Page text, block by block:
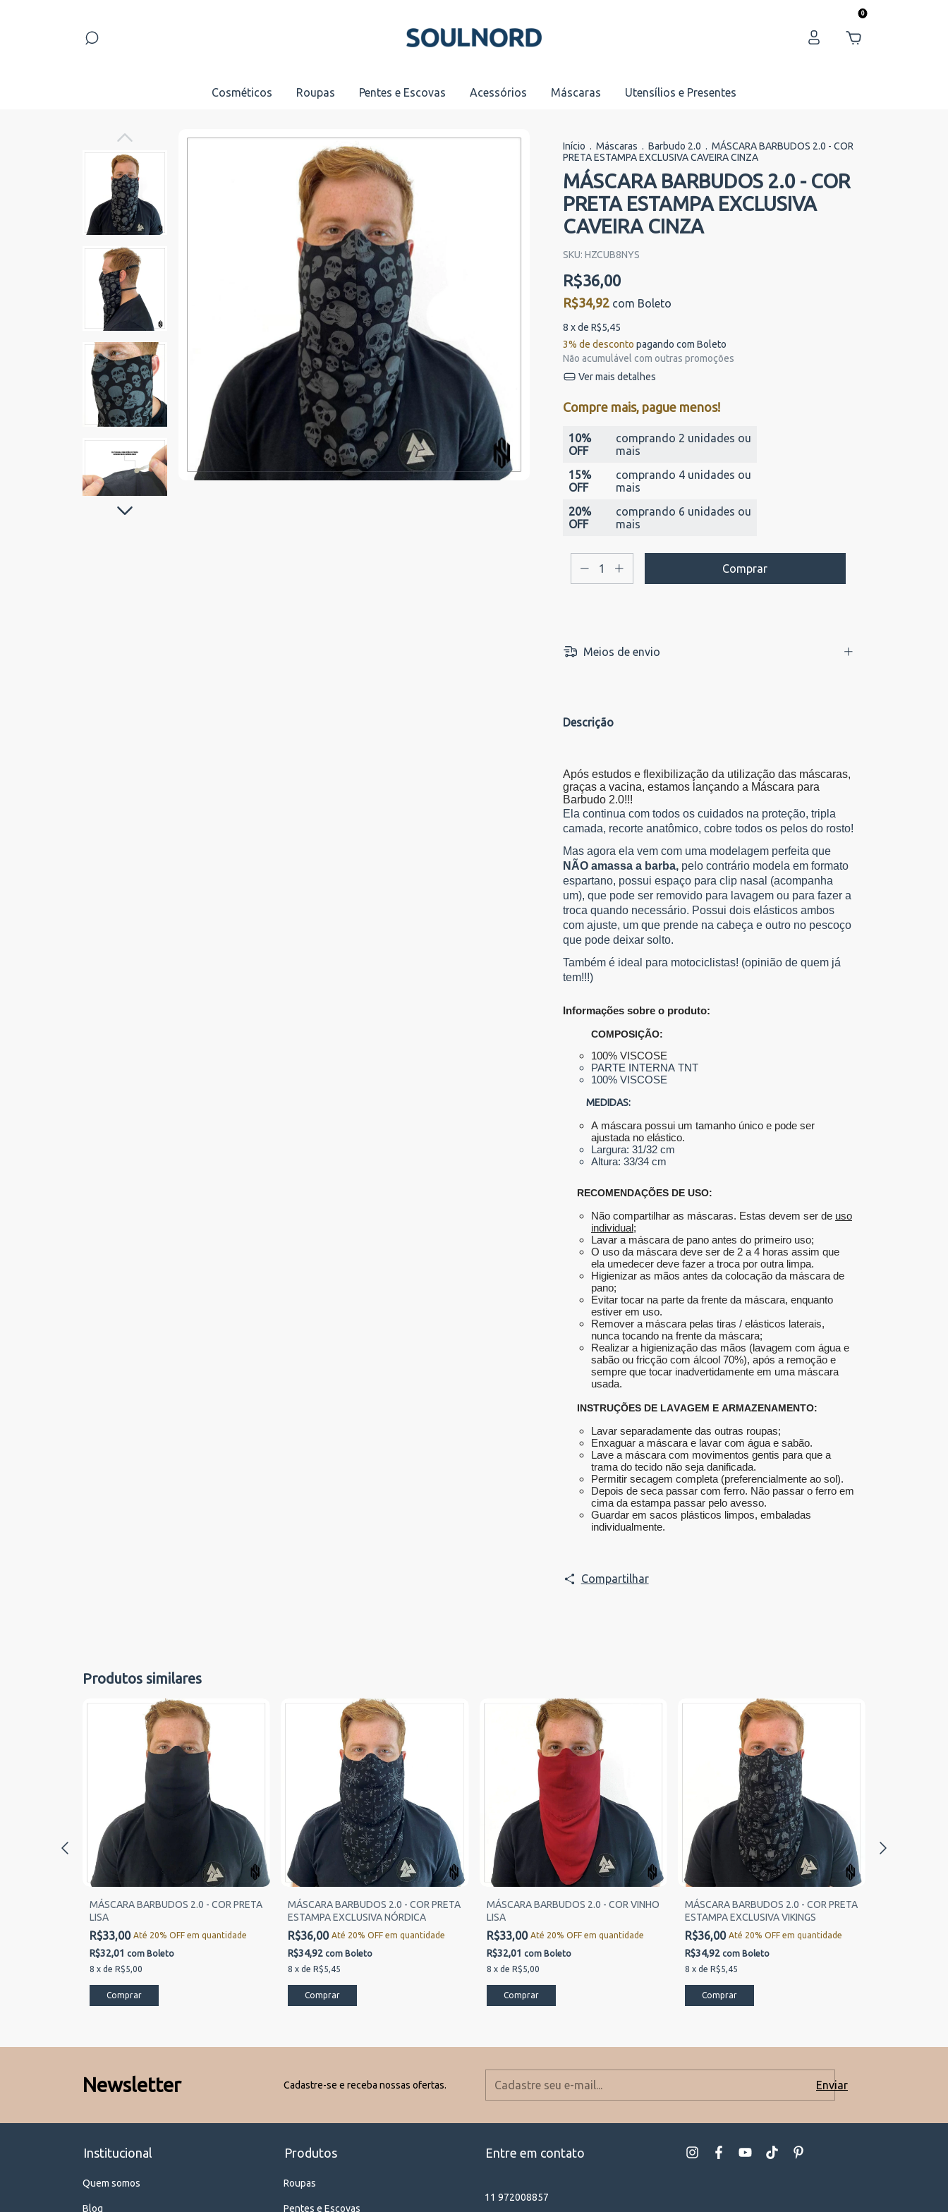
0
Cosméticos Roupas Pentes e Escovas Acessórios Máscaras Utensílios e Presentes
Início . Máscaras . Barbudo 2.0 . MÁSCARA BARBUDOS 2.0 - COR
PRETA ESTAMPA EXCLUSIVA CAVEIRA CINZA
MÁSCARA BARBUDOS 2.0 - COR
PRETA ESTAMPA EXCLUSIVA
CAVEIRA CINZA
SKU: HZCUB8NYS
R$36,00
R$34,92 com Boleto
8 x de R$5,45
3% de desconto pagando com Boleto
Não acumulável com outras promoções
Ver mais detalhes
Compre mais, pague menos!
10%
OFF
comprando 2 unidades ou
mais
15%
OFF
comprando 4 unidades ou
mais
20%
OFF
comprando 6 unidades ou
mais
Meios de envio
Descrição
Após estudos e flexibilização da utilização das máscaras,
graças a vacina, estamos lançando a Máscara para
Barbudo 2.0!!!
Ela continua com todos os cuidados na proteção, tripla
camada, recorte anatômico, cobre todos os pelos do rosto!
Mas agora ela vem com uma modelagem perfeita que
NÃO amassa a barba, pelo contrário modela em formato
espartano, possui espaço para clip nasal (acompanha
um), que pode ser removido para lavagem ou para fazer a
troca quando necessário. Possui dois elásticos ambos
com ajuste, um que prende na cabeça e outro no pescoço
que pode deixar solto.
Também é ideal para motociclistas! (opinião de quem já
tem!!!)
Informações sobre o produto:
COMPOSIÇÃO:
100% VISCOSE
PARTE INTERNA TNT
100% VISCOSE
MEDIDAS:
A máscara possui um tamanho único e pode ser
ajustada no elástico.
Largura: 31/32 cm
Altura: 33/34 cm
RECOMENDAÇÕES DE USO:
Não compartilhar as máscaras. Estas devem ser de uso
individual;
Lavar a máscara de pano antes do primeiro uso;
O uso da máscara deve ser de 2 a 4 horas assim que
ela umedecer deve fazer a troca por outra limpa.
Higienizar as mãos antes da colocação da máscara de
pano;
Evitar tocar na parte da frente da máscara, enquanto
estiver em uso.
Remover a máscara pelas tiras / elásticos laterais,
nunca tocando na frente da máscara;
Realizar a higienização das mãos (lavagem com água e
sabão ou fricção com álcool 70%), após a remoção e
sempre que tocar inadvertidamente em uma máscara
usada.
INSTRUÇÕES DE LAVAGEM E ARMAZENAMENTO:
Lavar separadamente das outras roupas;
Enxaguar a máscara e lavar com água e sabão.
Lave a máscara com movimentos gentis para que a
trama do tecido não seja danificada.
Permitir secagem completa (preferencialmente ao sol).
Depois de seca passar com ferro. Não passar o ferro em
cima da estampa passar pelo avesso.
Guardar em sacos plásticos limpos, embaladas
individualmente.
Compartilhar
Produtos similares
MÁSCARA BARBUDOS 2.0 - COR PRETA
LISA
R$33,00 Até 20% OFF em quantidade
R$32,01 com Boleto
8 x de R$5,00
MÁSCARA BARBUDOS 2.0 - COR PRETA
ESTAMPA EXCLUSIVA NÓRDICA
R$36,00Até 20% OFF em quantidade
R$34,92com Boleto
8 xdeR$5,45
MÁSCARA BARBUDOS 2.0 - COR VINHO
LISA
R$33,00 Até 20% OFF em quantidade
R$32,01 com Boleto
8 x de R$5,00
MÁSCARA BARBUDOS 2.0 - COR PRETA
ESTAMPA EXCLUSIVA VIKINGS
R$36,00 Até 20% OFF em quantidade
R$34,92 com Boleto
8 x de R$5,45
Newsletter Cadastre-se e receba nossas ofertas.
Institucional
Quem somos
Blog
Produtos
Roupas
Pentes e Escovas
Entre em contato
11 972008857